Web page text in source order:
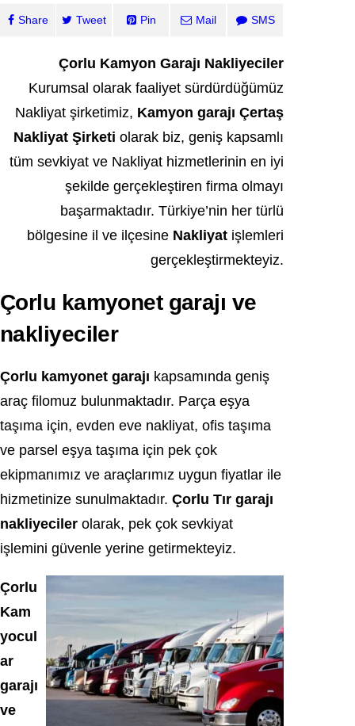
Share Tweet Pin Mail SMS
Çorlu Kamyon Garajı Nakliyeciler
Kurumsal olarak faaliyet sürdürdüğümüz
Nakliyat şirketimiz, Kamyon garajı Çertaş
Nakliyat Şirketi olarak biz, geniş kapsamlı
tüm sevkiyat ve Nakliyat hizmetlerinin en iyi
şekilde gerçekleştiren firma olmayı
başarmaktadır. Türkiye’nin her türlü
bölgesine il ve ilçesine Nakliyat işlemleri
gerçekleştirmekteyiz.
Çorlu kamyonet garajı ve
nakliyeciler
Çorlu kamyonet garajı kapsamında geniş
araç filomuz bulunmaktadır. Parça eşya
taşıma için, evden eve nakliyat, ofis taşıma
ve parsel eşya taşıma için pek çok
ekipmanımız ve araçlarımız uygun fiyatlar ile
hizmetinize sunulmaktadır. Çorlu Tır garajı
nakliyeciler olarak, pek çok sevkiyat
işlemini güvenle yerine getirmekteyiz.
Çorlu
Kam
yocul
ar
garajı
ve